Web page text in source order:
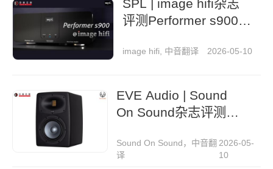
SPL | image hifi杂志
评测Performer s900立
image hifi, 中音翻译 2026-05-10
EVE Audio | Sound
On Sound杂志评测
Sound On Sound，中音翻
译
2026-05-
10